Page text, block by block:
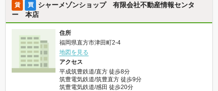
賃 買
シャーメゾンショップ 有限会社不動産情報センタ
ー 本店
住所
福岡県直方市津田町2-4
地図を見る
アクセス
平成筑豊鉄道/直方 徒歩8分
筑豊電気鉄道/筑豊直方 徒歩9分
筑豊電気鉄道/感田 徒歩20分